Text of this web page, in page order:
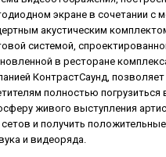
экране в сочетании с
акустическим
системой,
в ресторане
КонтрастСаунд, позволяет
полностью погрузиться
живого выступления
сетов и получить
и видеоряда.